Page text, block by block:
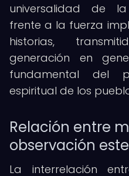
universalidad de
frente a la fuerza
historias,
generación en
fundamental del
espiritual de los
Relación entre
observación
La interrelación